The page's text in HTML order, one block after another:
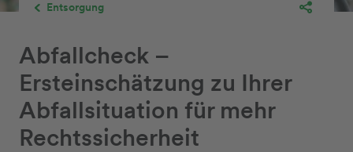
Entsorgung
Abfallcheck –
Ersteinschätzung zu Ihrer
Abfallsituation für mehr
Rechtssicherheit